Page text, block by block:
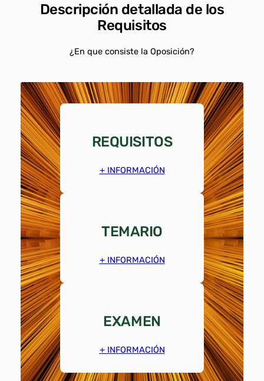
Descripción detallada de los
Requisitos
¿En que consiste la Oposición?
REQUISITOS
+ INFORMACIÓN
TEMARIO
+ INFORMACIÓN
EXAMEN
+ INFORMACIÓN